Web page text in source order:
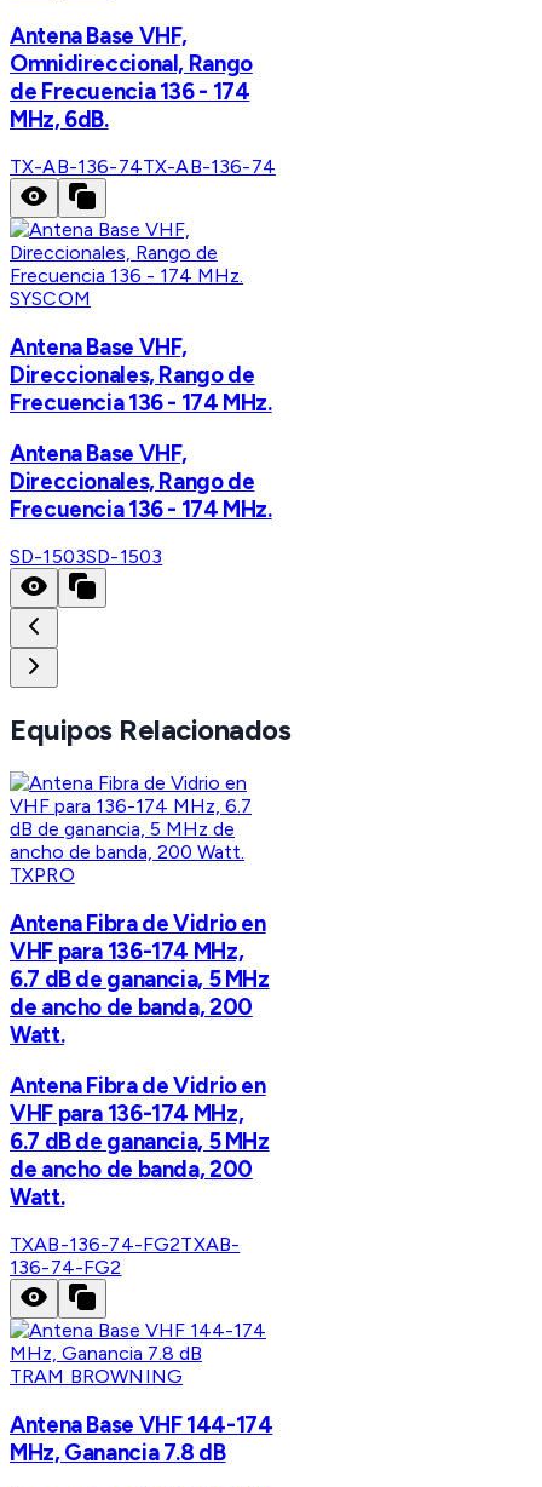
Antena Base VHF,
Omnidireccional, Rango
de Frecuencia 136 - 174
MHz, 6dB.
TX-AB-136-74TX-AB-136-74
SYSCOM
Antena Base VHF,
Direccionales, Rango de
Frecuencia 136 - 174 MHz.
Antena Base VHF,
Direccionales, Rango de
Frecuencia 136 - 174 MHz.
SD-1503SD-1503
Equipos Relacionados
TXPRO
Antena Fibra de Vidrio en
VHF para 136-174 MHz,
6.7 dB de ganancia, 5 MHz
de ancho de banda, 200
Watt.
Antena Fibra de Vidrio en
VHF para 136-174 MHz,
6.7 dB de ganancia, 5 MHz
de ancho de banda, 200
Watt.
TXAB-136-74-FG2TXAB-
136-74-FG2
TRAM BROWNING
Antena Base VHF 144-174
MHz, Ganancia 7.8 dB